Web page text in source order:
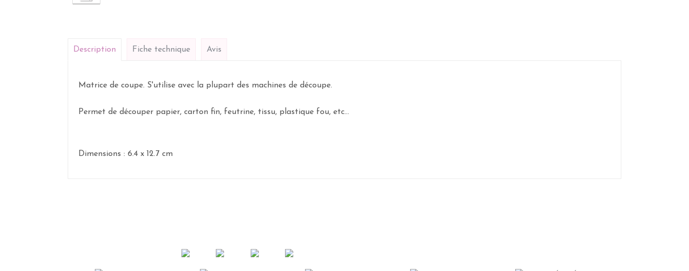
Description Fiche technique Avis
Matrice de coupe. S'utilise avec la plupart des machines de découpe.
Permet de découper papier, carton fin, feutrine, tissu, plastique fou, etc...
Dimensions : 6.4 x 12.7 cm